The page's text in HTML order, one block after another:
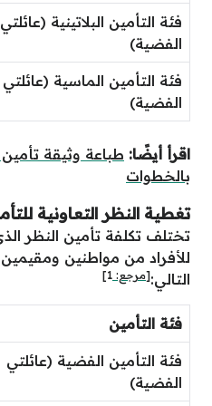
فئة التأمين البلاتينية (عائلتي
الفضية)
فئة التأمين الماسية (عائلتي
الفضية)
اقرأ أيضًا: طباعة وثيقة
بالخطوات
تغطية النظر التعاونية
تختلف تكلفة تأمين النظر
للأفراد من مواطنين
التالي:[مرجع: 1
]
فئة التأمين
فئة التأمين الفضية (عائلتي
الفضية)